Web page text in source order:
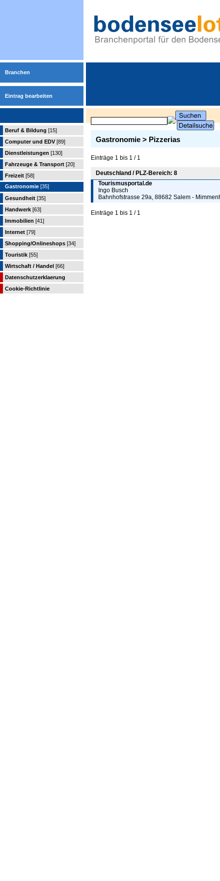
Branchen
Eintrag bearbeiten
Beruf & Bildung [15]
Computer und EDV [89]
Dienstleistungen [130]
Fahrzeuge & Transport [20]
Freizeit [58]
Gastronomie [35]
Gesundheit [35]
Handwerk [63]
Immobilien [41]
Internet [79]
Shopping/Onlineshops [34]
Touristik [55]
Wirtschaft / Handel [66]
Datenschutzerklaerung
Cookie-Richtlinie
Gastronomie > Pizzerias
Einträge 1 bis 1 / 1
Deutschland / PLZ-Bereich: 8
Tourismusportal.de
Ingo Busch
Bahnhofstrasse 29a, 88682 Salem -
Einträge 1 bis 1 / 1